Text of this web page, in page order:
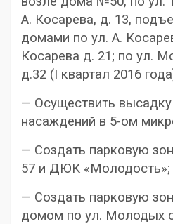
А. Косарева, д. 13,
домами по ул. А.
Косарева д. 21; по ул.
д.32 (I квартал 2016
— Осуществить
насаждений в 5-ом
— Создать парковую
57 и ДЮК «Молодость»;
— Создать парковую
домом по ул. Молодых